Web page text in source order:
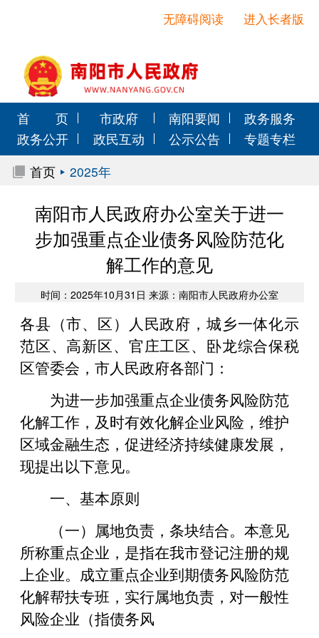
进入长者版
无障碍阅读
首 页 市政府 南阳要闻
政务服务
政务公开
政民互动 公示公告
专题专栏
首页
2025年
南阳市人民政府办公室关于进一
步加强重点企业债务风险防范化
解工作的意见
时间：2025年10月31日 来源：南阳市人民政府办公室
各县（市、区）人民政府，城乡一体化示
范区、高新区、官庄工区、卧龙综合保税
区管委会，市人民政府各部门：
为进一步加强重点企业债务风险防范
化解工作，及时有效化解企业风险，维护
区域金融生态，促进经济持续健康发展，
现提出以下意见。
一、基本原则
（一）属地负责，条块结合。本意见
所称重点企业，是指在我市登记注册的规
上企业。成立重点企业到期债务风险防范
化解帮扶专班，实行属地负责，对一般性
风险企业（指债务风